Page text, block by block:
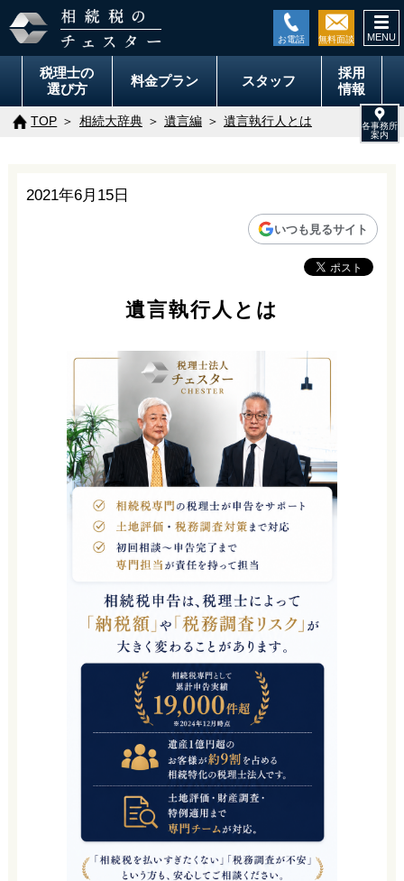
税理士の
選び方
料金プラン スタッフ
採用
情報
TOP 相続大辞典 遺言編 遺言執行人とは
2021年6月15日
いつも見るサイト
遺言執行人とは